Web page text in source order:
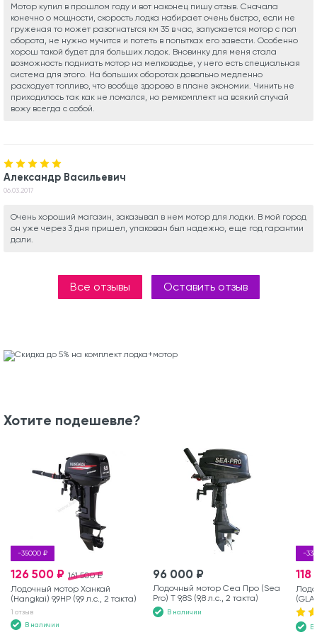
Мотор купил в прошлом году и вот наконец пишу отзыв. Сначала
конечно о мощности, скорость лодка набирает очень быстро, если не
груженая то может разогнатьтся км 35 в час, запускается мотор с пол
оборота, не нужно мучится и потеть в попытках его завести. Особенно
хорош такой будет для больших лодок. Вновинку для меня стала
возможность подниать мотор на мелководье, у него есть специальная
система для этого. На больших оборотах довольно медленно
расходует топливо, что вообще здорово в плане экономии. Чинить не
приходилось так как не ломался, но ремкомплект на всякий случай
вожу всегда с собой.
Александр Васильевич
06.03.2017
Очень хороший магазин, заказывал в нем мотор для лодки. В мой город
он уже через 3 дня пришел, упакован был надежно, еще год гарантии
дали.
Все отзывы Оставить отзыв
Хотите подешевле?
-35000 ₽
161 500 ₽
126 500 ₽
Лодочный мотор Ханкай
(Hangkai) 9,9HP (9,9 л.с., 2 такта)
1 отзыв
В наличии
96 000 ₽
Лодочный мотор Сеа Про (Sea
Pro) Т 9,8S (9,8 л.с., 2 такта)
В наличии
-
В